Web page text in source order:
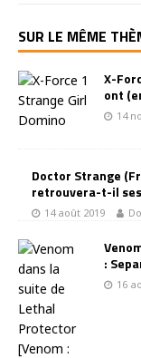
SUR LE MÊME
X-
ont
14
Doctor Strange
retrouvera-t-il
14 août 2019
:
16